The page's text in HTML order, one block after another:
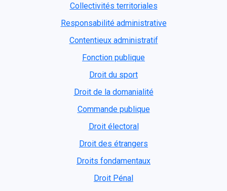
Collectivités territoriales
Responsabilité administrative
Contentieux administratif
Fonction publique
Droit du sport
Droit de la domanialité
Commande publique
Droit électoral
Droit des étrangers
Droits fondamentaux
Droit Pénal